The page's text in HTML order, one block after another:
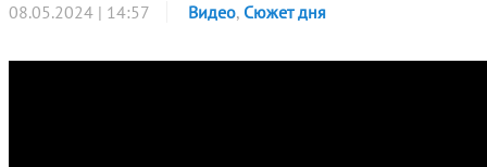
08.05.2024 | 14:57 Видео, Сюжет дня